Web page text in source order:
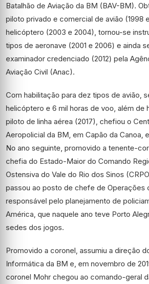
Batalhão de Aviação da BM (BAV-BM).
piloto privado e comercial de avião (1998
helicóptero (2003 e 2004), tornou-se
tipos de aeronave (2001 e 2006) e ainda
examinador credenciado (2012) pela
Aviação Civil (Anac).
Com habilitação para dez tipos de avião,
helicóptero e 6 mil horas de voo, além de
piloto de linha aérea (2017), chefiou o
Aeropolicial da BM, em Capão da Canoa,
No ano seguinte, promovido a tenente-
chefia do Estado-Maior do Comando
Ostensiva do Vale do Rio dos Sinos (CRPO
passou ao posto de chefe de Operações
responsável pelo planejamento de
América, que naquele ano teve Porto
sedes dos jogos.
Promovido a coronel, assumiu a direção
Informática da BM e, em novembro de
coronel Mohr chegou ao comando-geral